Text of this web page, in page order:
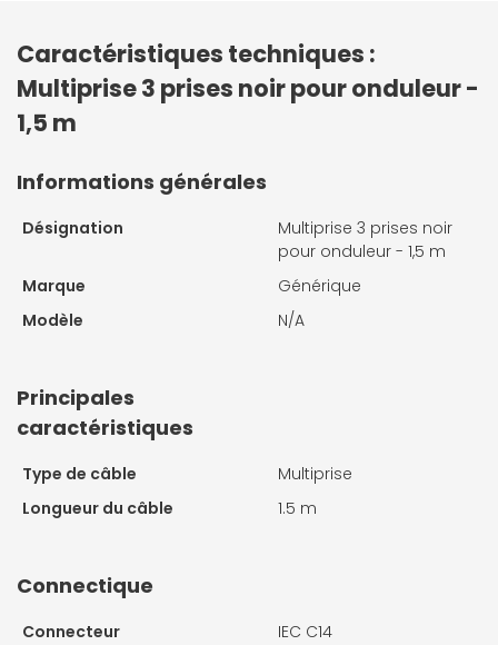
Caractéristiques techniques :
Multiprise 3 prises noir pour onduleur -
1,5 m
Informations générales
Désignation
Multiprise 3 prises noir
pour onduleur - 1,5 m
Marque
Générique
Modèle
N/A
Principales
caractéristiques
Type de câble
Multiprise
Longueur du câble
1.5 m
Connectique
Connecteur
IEC C14